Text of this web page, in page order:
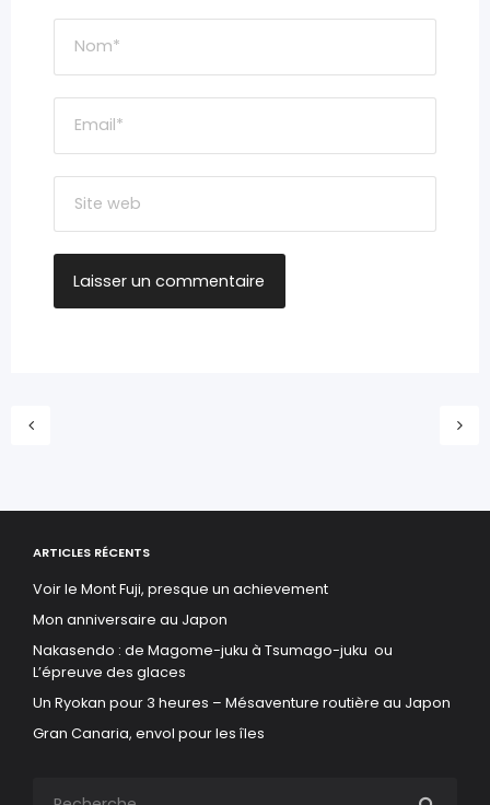
ARTICLES RÉCENTS
Voir le Mont Fuji, presque un achievement
Mon anniversaire au Japon
Nakasendo : de Magome-juku à Tsumago-juku ou
L’épreuve des glaces
Un Ryokan pour 3 heures – Mésaventure routière au Japon
Gran Canaria, envol pour les îles